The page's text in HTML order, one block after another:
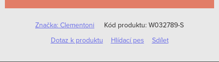
Značka: Clementoni Kód produktu: W032789-S
Dotaz k produktu
Hlídací pes Sdílet